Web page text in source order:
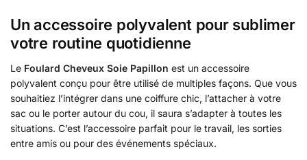
Un accessoire polyvalent pour sublimer
votre routine quotidienne
Le Foulard Cheveux Soie Papillon est un accessoire
polyvalent conçu pour être utilisé de multiples façons. Que vous
souhaitiez l’intégrer dans une coiffure chic, l’attacher à votre
sac ou le porter autour du cou, il saura s’adapter à toutes les
situations. C’est l’accessoire parfait pour le travail, les sorties
entre amis ou pour des événements spéciaux.